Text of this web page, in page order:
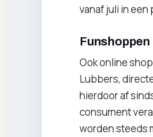
vanaf juli in
Ook online
Lubbers,
hierdoor af
consument
worden steeds